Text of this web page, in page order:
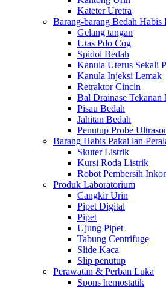
Kateter Uretra
Barang-barang Bedah Habis
Gelang tangan
Utas Pdo Cog
Spidol Bedah
Kanula Uterus Sekali
Kanula Injeksi Lemak
Retraktor Cincin
Bal Drainase Tekanan
Pisau Bedah
Jahitan Bedah
Penutup Probe
Barang Habis Pakai lan
Skuter Listrik
Kursi Roda Listrik
Robot Pembersih
Produk Laboratorium
Cangkir Urin
Pipet Digital
Pipet
Ujung Pipet
Tabung Centrifuge
Slide Kaca
Slip penutup
Perawatan & Perban Luka
Spons hemostatik